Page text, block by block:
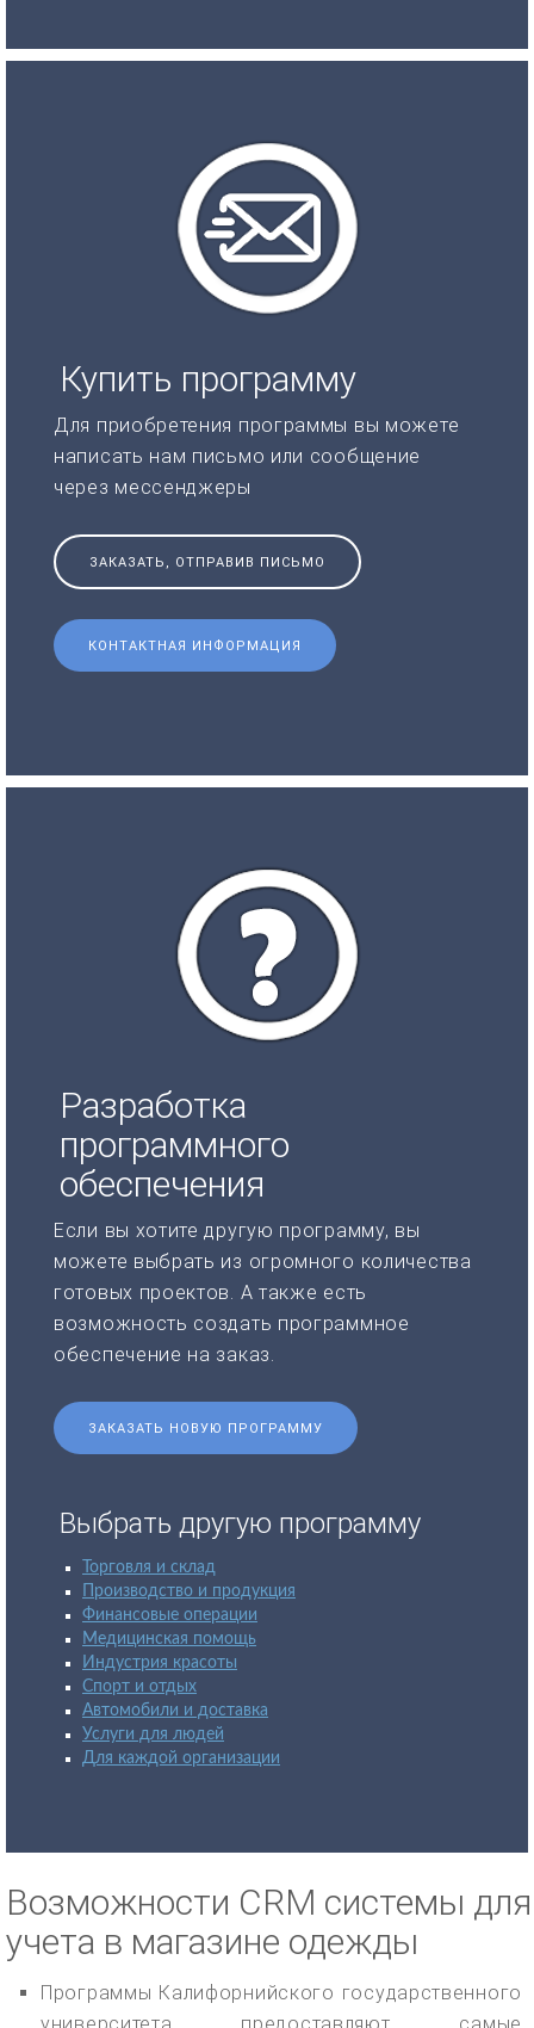
Купить программу
Для приобретения программы вы можете
написать нам письмо или сообщение
через мессенджеры
ЗАКАЗАТЬ, ОТПРАВИВ ПИСЬМО
КОНТАКТНАЯ ИНФОРМАЦИЯ
Разработка
программного
обеспечения
Если вы хотите другую программу, вы
можете выбрать из огромного количества
готовых проектов. А также есть
возможность создать программное
обеспечение на заказ.
ЗАКАЗАТЬ НОВУЮ ПРОГРАММУ
Выбрать другую программу
Торговля и склад
Производство и продукция
Финансовые операции
Медицинская помощь
Индустрия красоты
Спорт и отдых
Автомобили и доставка
Услуги для людей
Для каждой организации
Возможности CRM системы для
учета в магазине одежды
Программы Калифорнийского государственного